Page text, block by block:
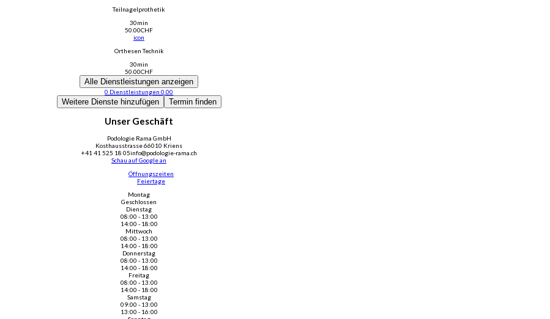
Teilnagelprothetik
30min
50.00CHF
icon
Orthesen Technik
30min
50.00CHF
Alle Dienstleistungen anzeigen
0 Dienstleistungen 0.00
Weitere Dienste hinzufügen Termin finden
Unser Geschäft
Podologie Rama GmbH
Kosthausstrasse 66010 Kriens
+41 41 525 18 05info@podologie-rama.ch
Schau auf Google an
Öffnungszeiten
Feiertage
Montag
Geschlossen
Dienstag
08:00 - 13:00
14:00 - 18:00
Mittwoch
08:00 - 13:00
14:00 - 18:00
Donnerstag
08:00 - 13:00
14:00 - 18:00
Freitag
08:00 - 13:00
14:00 - 18:00
Samstag
09:00 - 13:00
13:00 - 16:00